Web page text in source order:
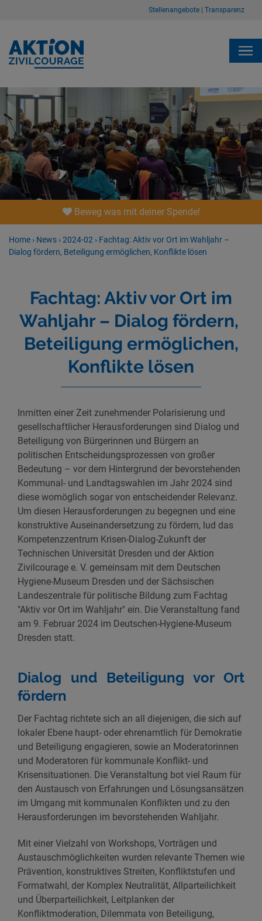
Stellenangebote Transparenz
Beweg was mit deiner Spende!
Home › News ›2024-02 › Fachtag: Aktiv vor Ort im Wahljahr –
Dialog fördern, Beteiligung ermöglichen, Konflikte lösen
Fachtag: Aktiv vor Ort im
Wahljahr – Dialog fördern,
Beteiligung ermöglichen,
Konflikte lösen
Inmitten einer Zeit zunehmender Polarisierung und
gesellschaftlicher Herausforderungen sind Dialog und
Beteiligung von Bürgerinnen und Bürgern an
politischen Entscheidungsprozessen von großer
Bedeutung – vor dem Hintergrund der bevorstehenden
Kommunal- und Landtagswahlen im Jahr 2024 sind
diese womöglich sogar von entscheidender Relevanz.
Um diesen Herausforderungen zu begegnen und eine
konstruktive Auseinandersetzung zu fördern, lud das
Kompetenzzentrum Krisen-Dialog-Zukunft der
Technischen Universität Dresden und der Aktion
Zivilcourage e. V. gemeinsam mit dem Deutschen
Hygiene-Museum Dresden und der Sächsischen
Landeszentrale für politische Bildung zum Fachtag
"Aktiv vor Ort im Wahljahr" ein. Die Veranstaltung fand
am 9. Februar 2024 im Deutschen-Hygiene-Museum
Dresden statt.
Dialog und Beteiligung vor Ort
fördern
Der Fachtag richtete sich an all diejenigen, die sich auf
lokaler Ebene haupt- oder ehrenamtlich für Demokratie
und Beteiligung engagieren, sowie an Moderatorinnen
und Moderatoren für kommunale Konflikt- und
Krisensituationen. Die Veranstaltung bot viel Raum für
den Austausch von Erfahrungen und Lösungsansätzen
im Umgang mit kommunalen Konflikten und zu den
Herausforderungen im bevorstehenden Wahljahr.
Mit einer Vielzahl von Workshops, Vorträgen und
Austauschmöglichkeiten wurden relevante Themen wie
Prävention, konstruktives Streiten, Konfliktstufen und
Formatwahl, der Komplex Neutralität, Allparteilichkeit
und Überparteilichkeit, Leitplanken der
Konfliktmoderation, Dilemmata von Beteiligung,